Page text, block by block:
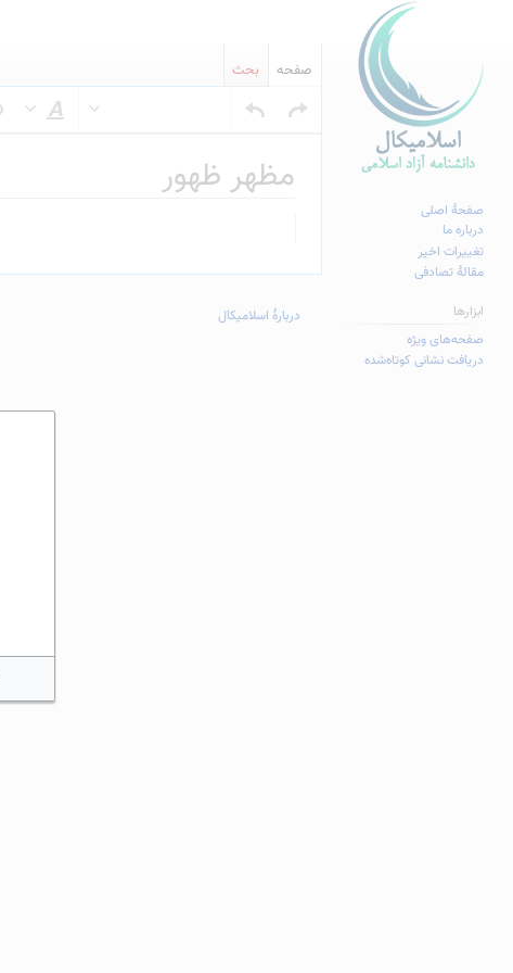
مظهر ظهور
ناوبری
جستجو
صفحه بحث
صفحهٔ اصلی
درباره ما
تغییرات اخیر
مقالهٔ تصادفی
ابزارها
صفحه‌های ویژه
دریافت نشانی کوتاه‌شده
دربارهٔ اسلامیکال